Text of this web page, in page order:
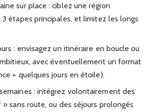
sur place : ciblez une région
3 étapes principales, et limitez les longs
: envisagez un itinéraire en boucle ou
avec éventuellement un format
+ quelques jours en étoile).
: intégrez volontairement des
sans route, ou des séjours prolongés